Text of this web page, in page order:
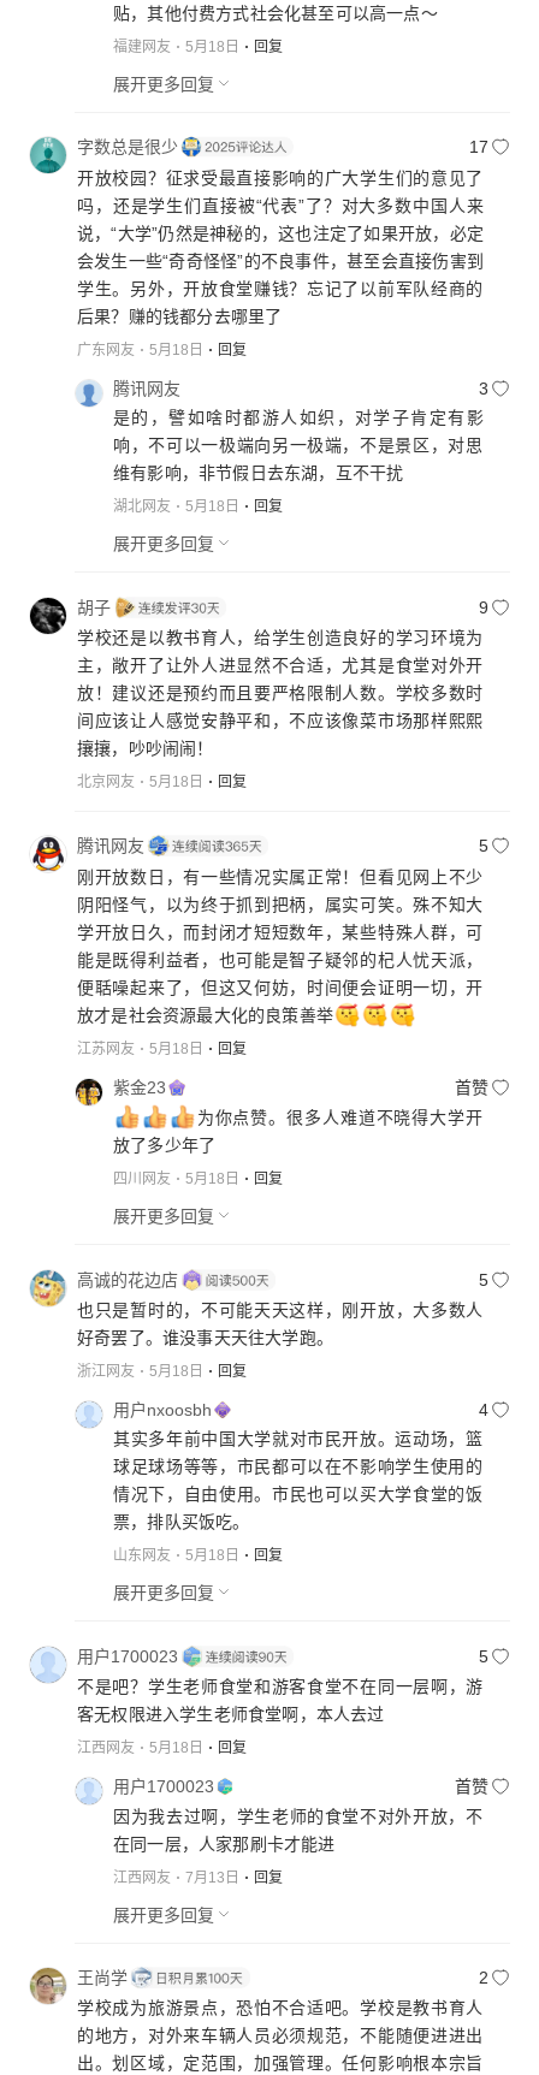
贴，其他付费方式社会化甚至可以高一点～
福建网友 5月18日 回复
展开更多回复
字数总是很少
17
开放校园？征求受最直接影响的广大学生们的意见了
吗，还是学生们直接被“代表”了？对大多数中国人来
说，“大学”仍然是神秘的，这也注定了如果开放，必定
会发生一些“奇奇怪怪”的不良事件，甚至会直接伤害到
学生。另外，开放食堂赚钱？忘记了以前军队经商的
后果？赚的钱都分去哪里了
广东网友 5月18日 回复
腾讯网友
3
是的，譬如啥时都游人如织，对学子肯定有影
响，不可以一极端向另一极端，不是景区，对思
维有影响，非节假日去东湖，互不干扰
湖北网友 5月18日 回复
展开更多回复
胡子
9
学校还是以教书育人，给学生创造良好的学习环境为
主，敞开了让外人进显然不合适，尤其是食堂对外开
放！建议还是预约而且要严格限制人数。学校多数时
间应该让人感觉安静平和，不应该像菜市场那样熙熙
攘攘，吵吵闹闹！
北京网友 5月18日 回复
腾讯网友
5
刚开放数日，有一些情况实属正常！但看见网上不少
阴阳怪气，以为终于抓到把柄，属实可笑。殊不知大
学开放日久，而封闭才短短数年，某些特殊人群，可
能是既得利益者，也可能是智子疑邻的杞人忧天派，
便聒噪起来了，但这又何妨，时间便会证明一切，开
放才是社会资源最大化的良策善举
江苏网友 5月18日 回复
紫金23
首赞
为你点赞。很多人难道不晓得大学开
放了多少年了
四川网友 5月18日 回复
展开更多回复
高诚的花边店
5
也只是暂时的，不可能天天这样，刚开放，大多数人
好奇罢了。谁没事天天往大学跑。
浙江网友 5月18日 回复
用户nxoosbh
4
其实多年前中国大学就对市民开放。运动场，篮
球足球场等等，市民都可以在不影响学生使用的
情况下，自由使用。市民也可以买大学食堂的饭
票，排队买饭吃。
山东网友 5月18日 回复
展开更多回复
用户1700023
5
不是吧？学生老师食堂和游客食堂不在同一层啊，游
客无权限进入学生老师食堂啊，本人去过
江西网友 5月18日 回复
用户1700023
首赞
因为我去过啊，学生老师的食堂不对外开放，不
在同一层，人家那刷卡才能进
江西网友 7月13日 回复
展开更多回复
王尚学
2
学校成为旅游景点，恐怕不合适吧。学校是教书育人
的地方，对外来车辆人员必须规范，不能随便进进出
出。划区域，定范围，加强管理。任何影响根本宗旨